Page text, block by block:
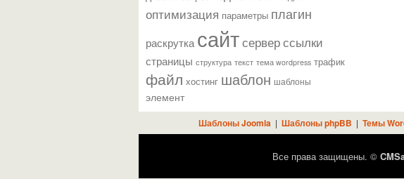
оптимизация параметры плагин
раскрутка сайтсерверссылки
страницы структура текст тема wordpress трафик
файл хостинг шаблон шаблоны
элемент
Шаблоны Joomla | Шаблоны phpBB | Темы
Все права защищены. ©